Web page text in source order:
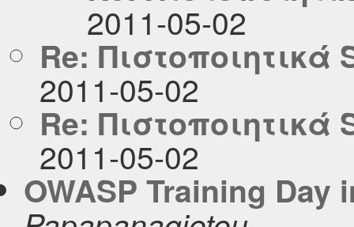
2011-05-02
Re: Πιστοποιητικά
2011-05-02
Re: Πιστοποιητικά
2011-05-02
OWASP Training Day